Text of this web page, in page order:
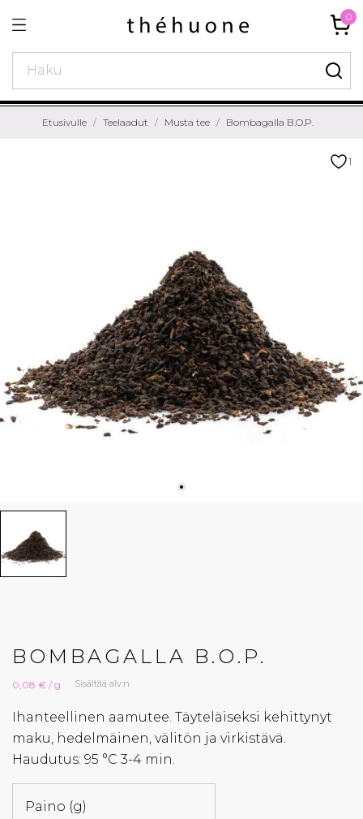
0
Etusivulle Teelaadut Musta tee Bombagalla B.O.P.
1
BOMBAGALLA B.O.P.
0,08 € / g Sisältää alv:n
Ihanteellinen aamutee. Täyteläiseksi kehittynyt
maku, hedelmäinen, välitön ja virkistävä.
Haudutus: 95 °C 3-4 min.
Paino (g)